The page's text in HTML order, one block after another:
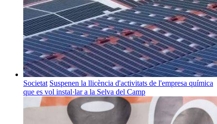
Societat Suspenen la llicència d'activitats de l'empresa química
que es vol instal·lar a la Selva del Camp